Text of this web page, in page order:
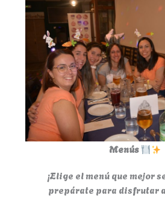
Menús
¡Elige el menú que mejor
prepárate para disfrutar